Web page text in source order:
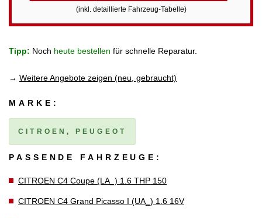
(inkl. detaillierte Fahrzeug-Tabelle)
Tipp: Noch heute bestellen für schnelle Reparatur.
→ Weitere Angebote zeigen (neu, gebraucht)
MARKE:
CITROEN, PEUGEOT
PASSENDE FAHRZEUGE:
CITROEN C4 Coupe (LA_) 1.6 THP 150
CITROEN C4 Grand Picasso I (UA_) 1.6 16V